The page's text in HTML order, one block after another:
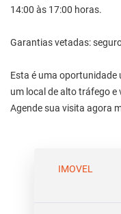
14:00 às 17:00 horas.
Garantias vetadas:
Esta é uma oportunidade
um local de alto tráfego e
Agende sua visita agora
IMOVEL